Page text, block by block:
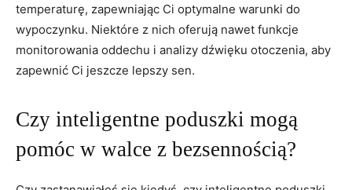
temperaturę, ‍zapewniając Ci‌ optymalne warunki do
wypoczynku. Niektóre z nich oferują ​nawet funkcje
monitorowania oddechu⁤ i analizy dźwięku ⁤otoczenia, aby
zapewnić⁢ Ci jeszcze lepszy sen.
Czy inteligentne poduszki mogą
pomóc⁣ w⁣ walce z bezsennością?